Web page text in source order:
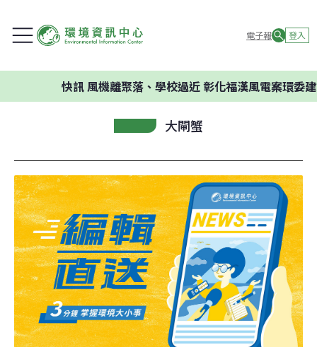
電子報 登入
風機離聚落、學校過近 彰化福漢風電案環委建議不應開
大閘蟹